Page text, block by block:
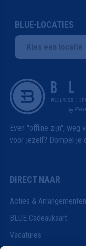
BLUE-LOCATIES
Kies een locatie
Even "offline zijn", weg
voor jezelf? Dompel je
DIRECT NAAR
Acties & Arrangementen
BLUE Cadeaukaart
Vacatures